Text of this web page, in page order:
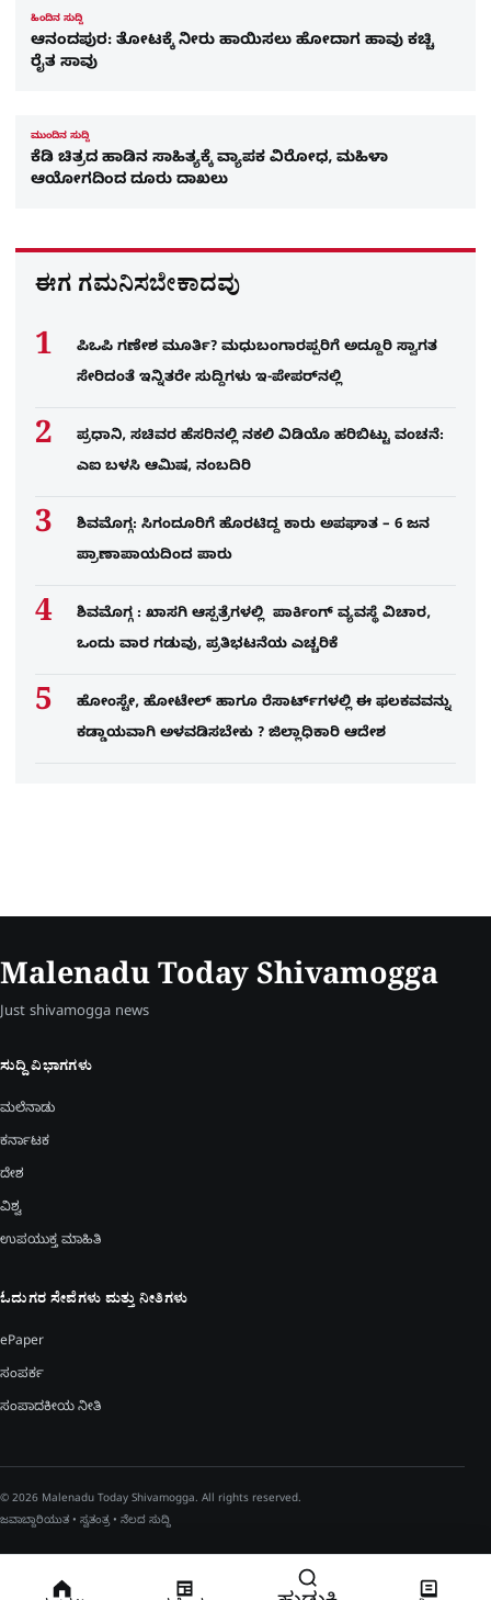
ಹಿಂದಿನ ಸುದ್ದಿ
ಆನಂದಪುರ: ತೋಟಕ್ಕೆ ನೀರು ಹಾಯಿಸಲು ಹೋದಾಗ ಹಾವು ಕಚ್ಚಿ
ರೈತ ಸಾವು
ಮುಂದಿನ ಸುದ್ದಿ
ಕೆಡಿ ಚಿತ್ರದ ಹಾಡಿನ ಸಾಹಿತ್ಯಕ್ಕೆ ವ್ಯಾಪಕ ವಿರೋಧ, ಮಹಿಳಾ
ಆಯೋಗದಿಂದ ದೂರು ದಾಖಲು
ಈಗ ಗಮನಿಸಬೇಕಾದವು
ಪಿಒಪಿ ಗಣೇಶ ಮೂರ್ತಿ? ಮಧುಬಂಗಾರಪ್ಪರಿಗೆ ಅದ್ದೂರಿ ಸ್ವಾಗತ
ಸೇರಿದಂತೆ ಇನ್ನಿತರೇ ಸುದ್ದಿಗಳು ಇ-ಪೇಪರ್​ನಲ್ಲಿ
ಪ್ರಧಾನಿ, ಸಚಿವರ ಹೆಸರಿನಲ್ಲಿ ನಕಲಿ ವಿಡಿಯೊ ಹರಿಬಿಟ್ಟು ವಂಚನೆ:
ಎಐ ಬಳಸಿ ಆಮಿಷ, ನಂಬದಿರಿ
ಶಿವಮೊಗ್ಗ: ಸಿಗಂದೂರಿಗೆ ಹೊರಟಿದ್ದ ಕಾರು ಅಪಘಾತ – 6 ಜನ
ಪ್ರಾಣಾಪಾಯದಿಂದ ಪಾರು
ಶಿವಮೊಗ್ಗ : ಖಾಸಗಿ ಆಸ್ಪತ್ರೆಗಳಲ್ಲಿ ಪಾರ್ಕಿಂಗ್​ ವ್ಯವಸ್ಥೆ ವಿಚಾರ,
ಒಂದು ವಾರ ಗಡುವು, ಪ್ರತಿಭಟನೆಯ ಎಚ್ಚರಿಕೆ
ಹೋಂಸ್ಟೇ, ಹೋಟೇಲ್ ಹಾಗೂ ರೆಸಾರ್ಟ್‌ಗಳಲ್ಲಿ ಈ ಫಲಕವವನ್ನು
ಕಡ್ಡಾಯವಾಗಿ ಅಳವಡಿಸಬೇಕು ? ಜಿಲ್ಲಾಧಿಕಾರಿ ಆದೇಶ
Malenadu Today Shivamogga
Just shivamogga news
ಸುದ್ದಿ ವಿಭಾಗಗಳು
ಮಲೆನಾಡು
ಕರ್ನಾಟಕ
ದೇಶ
ವಿಶ್ವ
ಉಪಯುಕ್ತ ಮಾಹಿತಿ
ಓದುಗರ ಸೇವೆಗಳು ಮತ್ತು ನೀತಿಗಳು
ePaper
ಸಂಪರ್ಕ
ಸಂಪಾದಕೀಯ ನೀತಿ
© 2026 Malenadu Today Shivamogga. All rights reserved.
ಜವಾಬ್ದಾರಿಯುತ • ಸ್ವತಂತ್ರ • ನೆಲದ ಸುದ್ದಿ